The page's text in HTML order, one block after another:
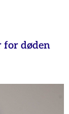
for døden